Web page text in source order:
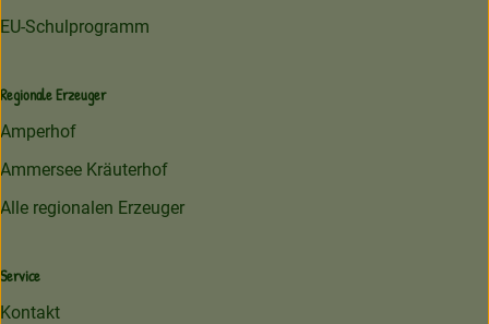
EU-Schulprogramm
Regionale Erzeuger
Amperhof
Ammersee Kräuterhof
Alle regionalen Erzeuger
Service
Kontakt